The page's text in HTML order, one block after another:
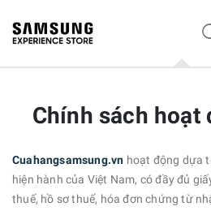
Chính sách hoạt
Cuahangsamsung.vn hoạt động dựa
hiện hành của Việt Nam, có đầy đủ
thuế, hồ sơ thuế, hóa đơn chứng từ